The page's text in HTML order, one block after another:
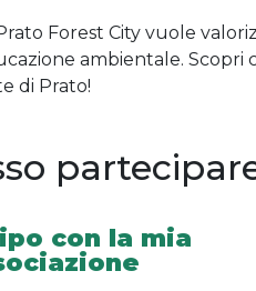
Forest City vuole
ambientale. Scopri
di Prato!
con la mia